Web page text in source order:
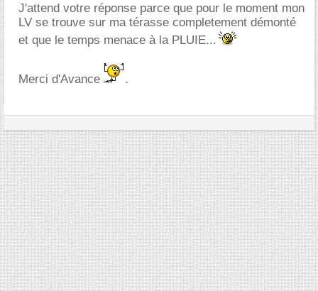
J'attend votre réponse parce que pour le moment mon
LV se trouve sur ma térasse completement démonté
et que le temps menace à la PLUIE...
Merci d'Avance .